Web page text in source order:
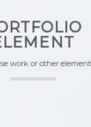
work or other